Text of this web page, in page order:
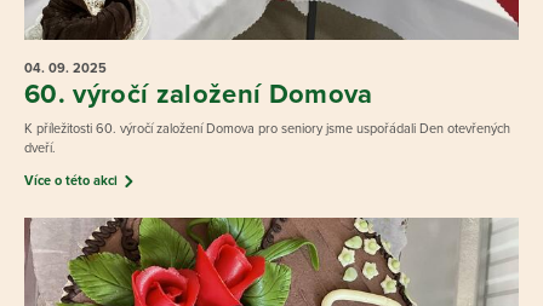
04. 09. 2025
60. výročí založení Domova
K příležitosti 60. výročí založení Domova pro seniory jsme uspořádali Den otevřených
dveří.
Více o této akci